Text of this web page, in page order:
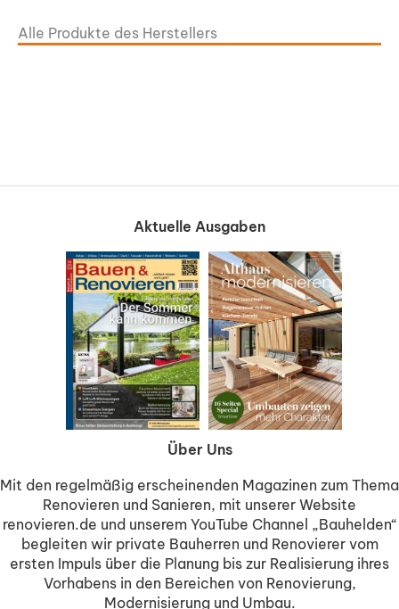
Alle Produkte des Herstellers
Aktuelle Ausgaben
Über Uns
Mit den regelmäßig erscheinenden Magazinen zum Thema
Renovieren und Sanieren, mit unserer Website
renovieren.de und unserem YouTube Channel „Bauhelden“
begleiten wir private Bauherren und Renovierer vom
ersten Impuls über die Planung bis zur Realisierung ihres
Vorhabens in den Bereichen von Renovierung,
Modernisierung und Umbau.